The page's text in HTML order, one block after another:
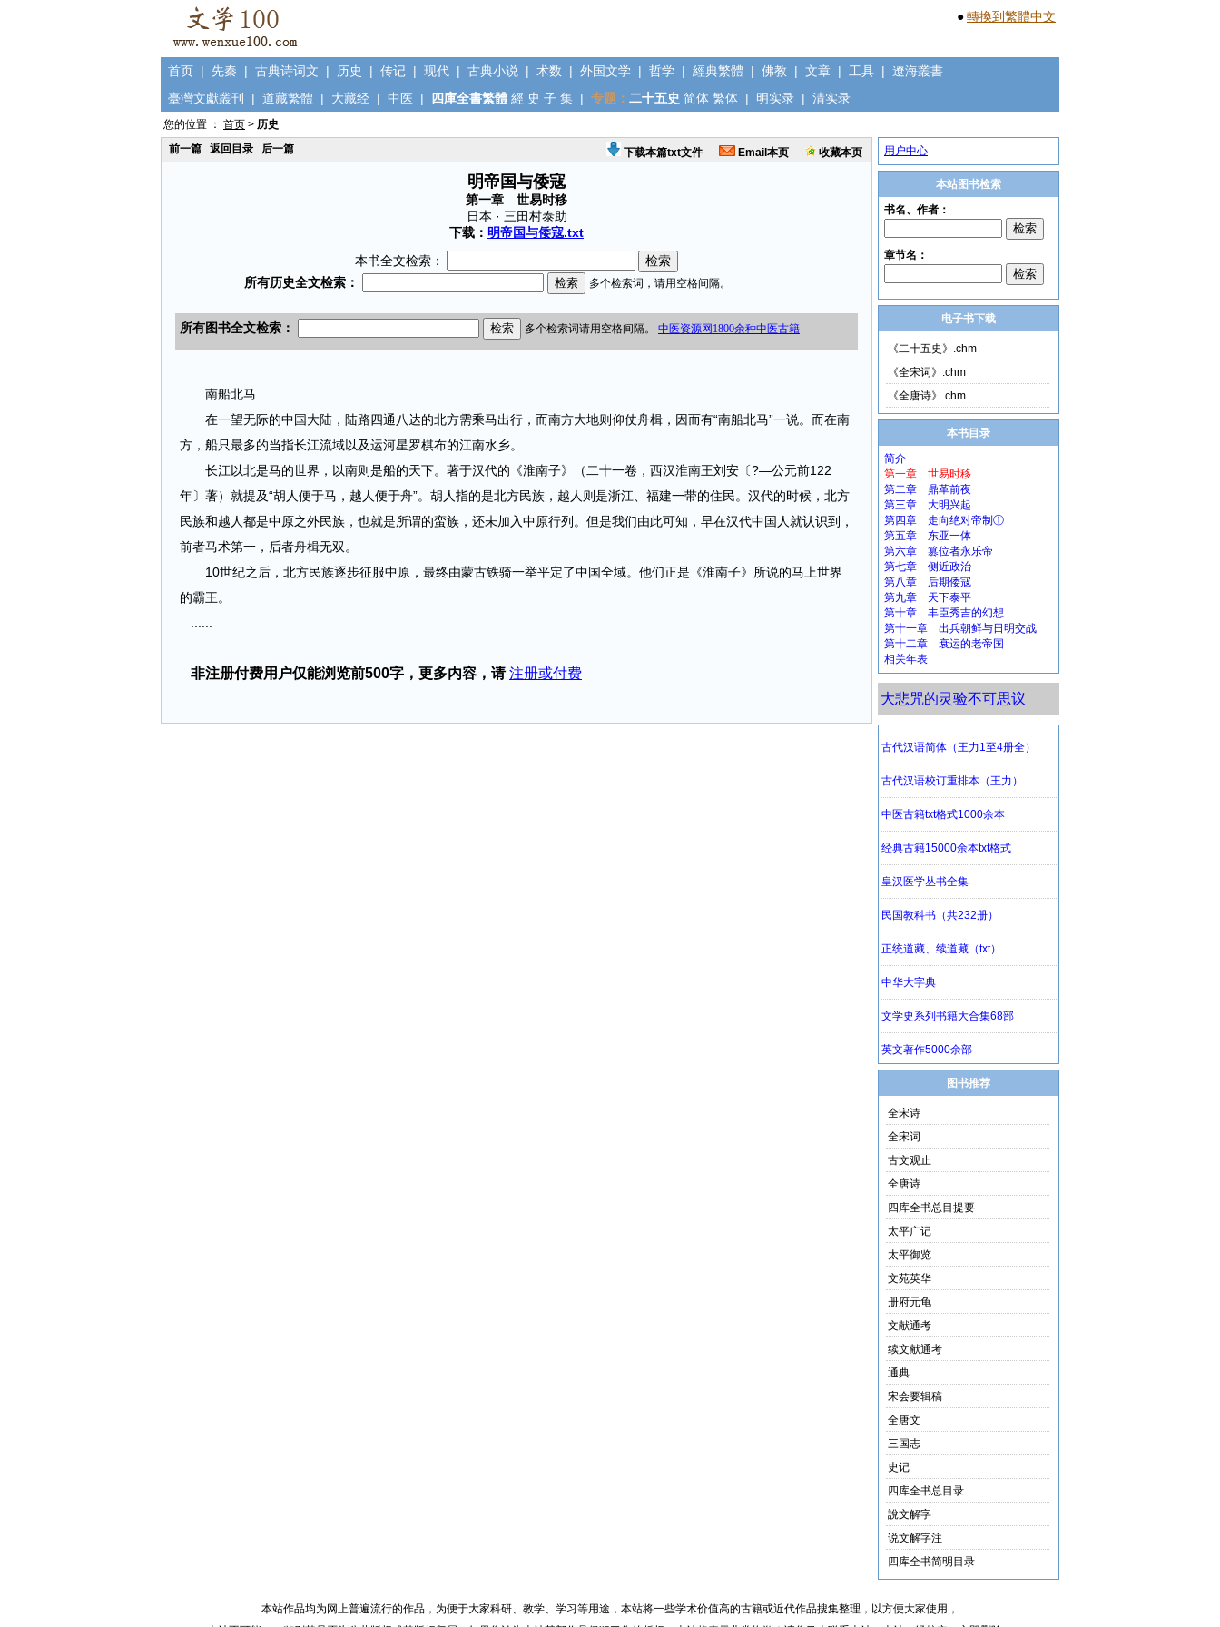
●轉換到繁體中文
首页 | 先秦 | 古典诗词文 | 历史 | 传记 | 现代 | 古典小说 | 术数 | 外国文学 | 哲学 | 經典繁體 | 佛教 | 文章 | 工具 | 遼海叢書
臺灣文獻叢刊
| 道藏繁體 | 大藏经 | 中医 | 四庫全書繁體 經 史 子 集 | 专题： 二十五史 简体 繁体 | 明实录 | 清实录
您的位置 ： 首页 > 历史
前一篇
返回目录 后一篇 下载本篇txt文件 Email本页 收藏本页
明帝国与倭寇
第一章 世易时移
日本 · 三田村泰助
下载： 明帝国与倭寇.txt
本书全文检索：
南船北马
在一望无际的中国大陆，陆路四通八达的北方需乘马出行，而南方大地则仰仗舟楫，因而有“南船北马”一说。而在南
方，船只最多的当指长江流域以及运河星罗棋布的江南水乡。
长江以北是马的世界，以南则是船的天下。著于汉代的《淮南子》（二十一卷，西汉淮南王刘安〔?—公元前122
年〕著）就提及“胡人便于马，越人便于舟”。胡人指的是北方民族，越人则是浙江、福建一带的住民。汉代的时候，北方
民族和越人都是中原之外民族，也就是所谓的蛮族，还未加入中原行列。但是我们由此可知，早在汉代中国人就认识到，
前者马术第一，后者舟楫无双。
10世纪之后，北方民族逐步征服中原，最终由蒙古铁骑一举平定了中国全域。他们正是《淮南子》所说的马上世界
的霸王。
非注册付费用户仅能浏览前500字，更多内容，请 注册或付费
用户中心
本站图书检索
电子书下载
《二十五史》.chm
《全宋词》.chm
《全唐诗》.chm
本书目录
简介
第一章 世易时移
第二章 鼎革前夜
第三章 大明兴起
第四章 走向绝对帝制①
第五章 东亚一体
第六章 篡位者永乐帝
第七章 侧近政治
第八章 后期倭寇
第九章 天下泰平
第十章 丰臣秀吉的幻想
第十一章 出兵朝鲜与日明交战
第十二章 衰运的老帝国
相关年表
大悲咒的灵验不可思议
图书推荐
全宋诗
全宋词
古文观止
全唐诗
四库全书总目提要
太平广记
太平御览
文苑英华
册府元龟
文献通考
续文献通考
通典
宋会要辑稿
全唐文
三国志
史记
四库全书总目录
說文解字
说文解字注
四库全书简明目录
本站作品均为网上普遍流行的作品，为便于大家科研、教学、学习等用途，本站将一些学术价值高的古籍或近代作品搜集整理，以方便大家使用，